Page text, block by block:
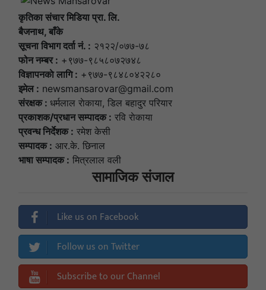
कृतिका संचार मिडिया प्रा. लि.
बैजनाथ, बाँके
सूचना विभाग दर्ता नं. : २१२२/०७७-७८
फोन नम्बर : +९७७-९८५८०७२७४८
विज्ञापनकाे लागि : +९७७-९८४८०४२२८०
इमेल : newsmansarovar@gmail.com
संरक्षक : धर्मलाल राेकाया, डिल बहादुर परियार
प्रकाशक/प्रधान सम्पादक : रवि राेकाया
प्रवन्ध निर्देशक : रमेश केसी
सम्पादक : आर.के. छिनाल
भाषा सम्पादक : मित्रलाल वली
सामाजिक संजाल
Like us on Facebook
Follow us on Twitter
Subscribe to our Channel